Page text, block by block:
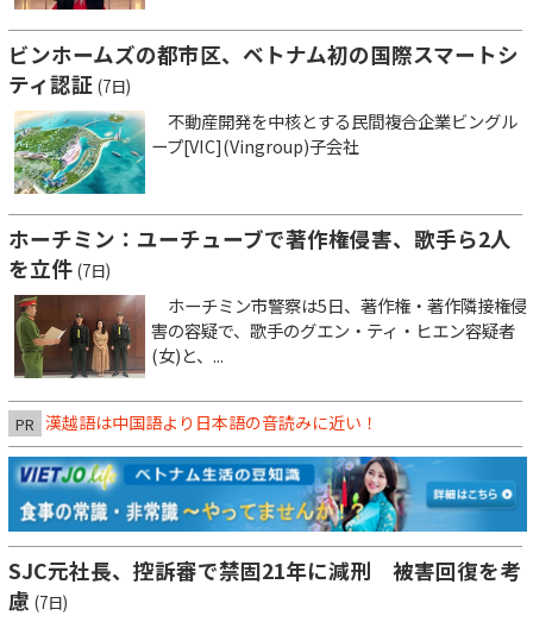
ビンホームズの都市区、ベトナム初の国際スマートシ
ティ認証 (7日)
不動産開発を中核とする民間複合企業ビングル
ープ[VIC](Vingroup)子会社
ホーチミン：ユーチューブで著作権侵害、歌手ら2人
を立件 (7日)
ホーチミン市警察は5日、著作権・著作隣接権侵
害の容疑で、歌手のグエン・ティ・ヒエン容疑者
(女)と、...
PR 漢越語は中国語より日本語の音読みに近い！
SJC元社長、控訴審で禁固21年に減刑 被害回復を考
慮 (7日)